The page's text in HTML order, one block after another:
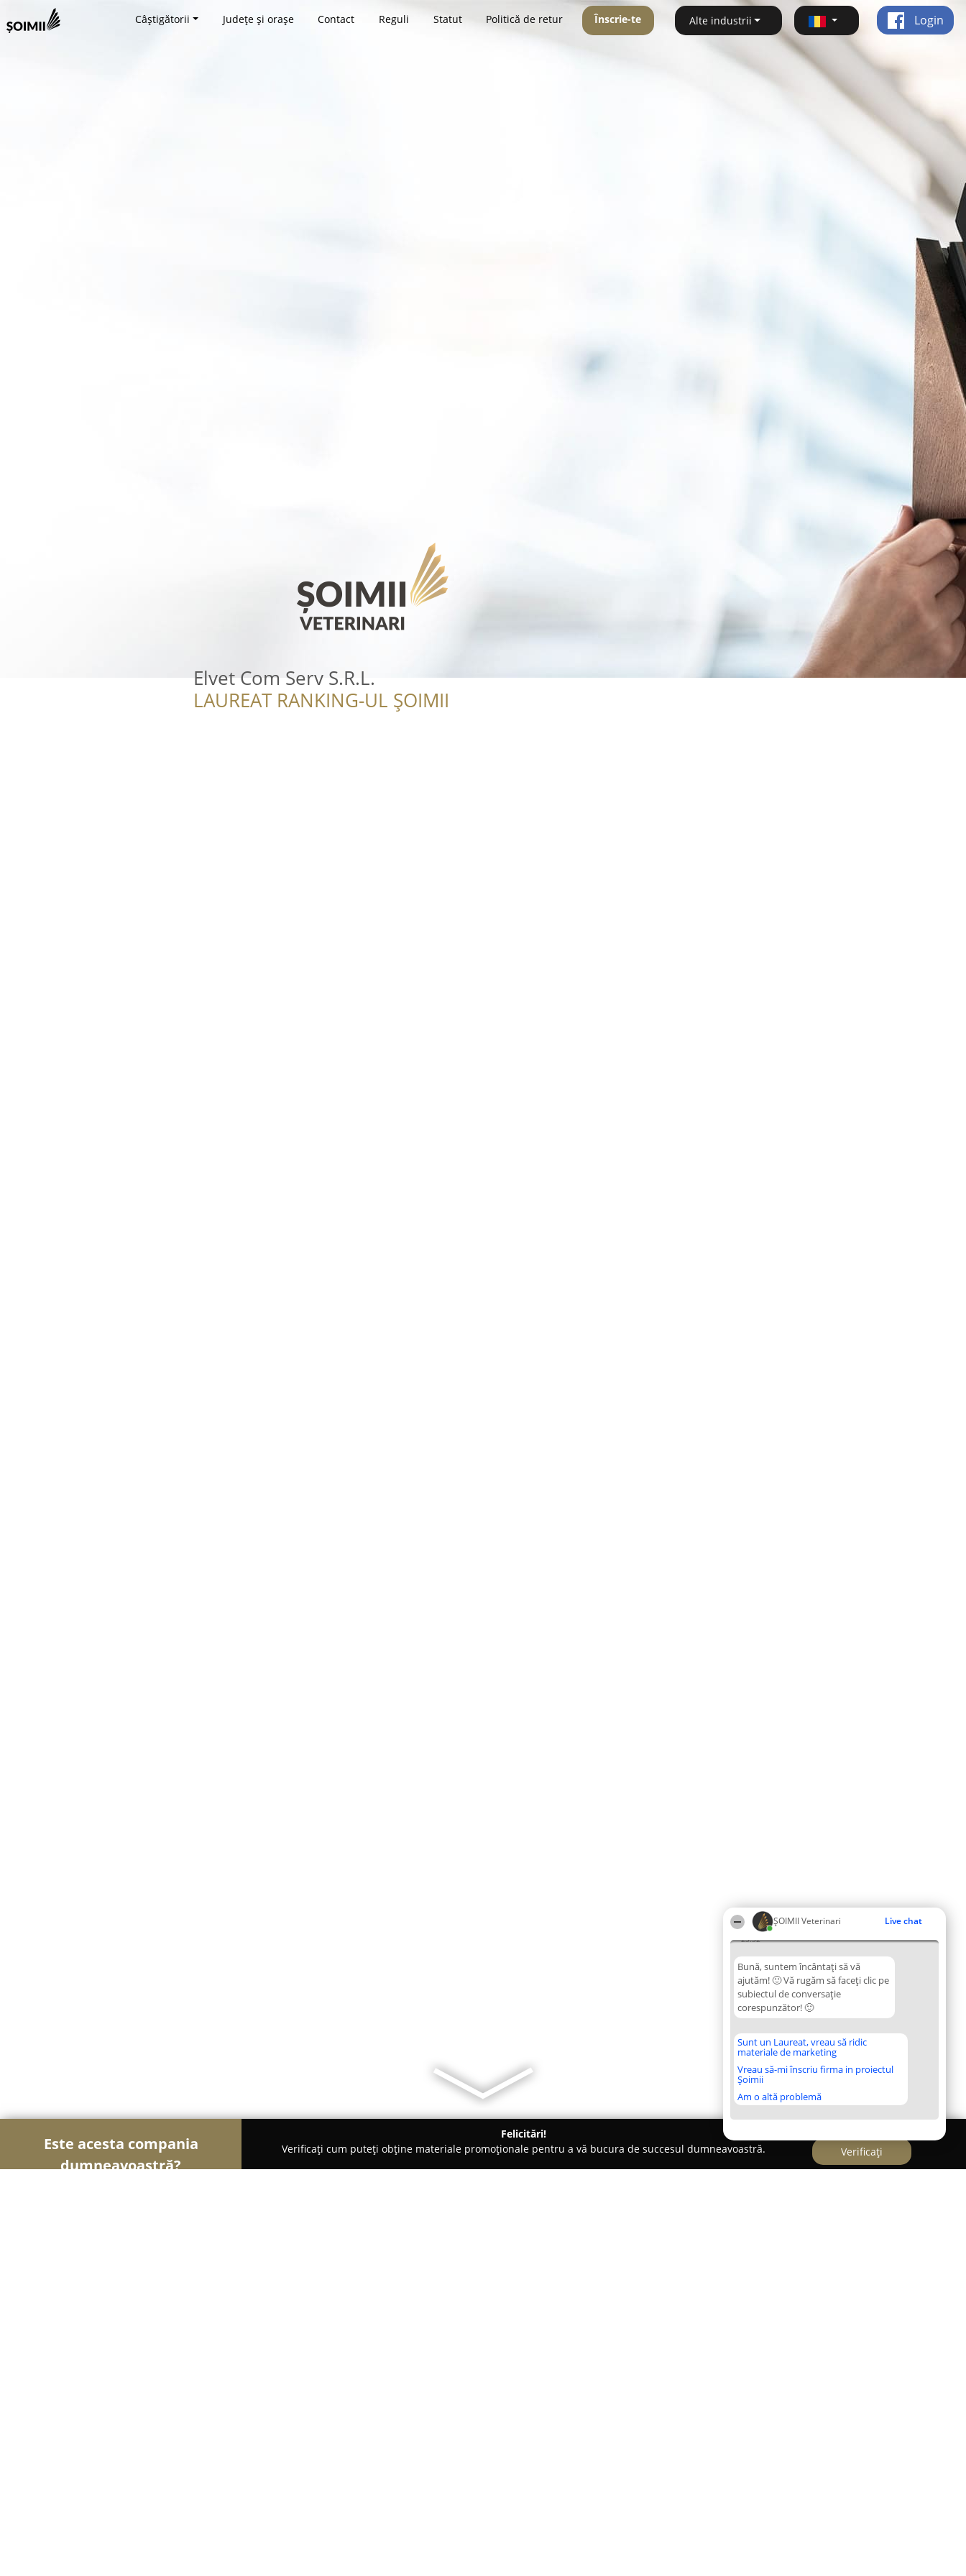
ȘOIMII Veterinari Live chat
23:32
Bună, suntem încântați să vă
ajutăm! 🙂 Vă rugăm să faceți clic pe
subiectul de conversație
corespunzător! 🙂
Sunt un Laureat, vreau să ridic
materiale de marketing
Vreau să-mi înscriu firma in proiectul
Șoimii
Am o altă problemă
Câștigătorii Județe și orașe Contact Reguli Statut Politică de retur Înscrie-te Alte industrii Login
Elvet Com Serv S.R.L.
LAUREAT RANKING-UL ȘOIMII
Este acesta compania
dumneavoastră?
Felicitări!
Verificați cum puteți obține materiale promoționale pentru a vă bucura de succesul dumneavoastră.
Verificați